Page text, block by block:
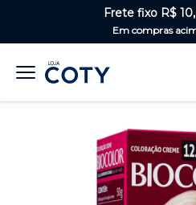
Frete fixo R$
Em compras